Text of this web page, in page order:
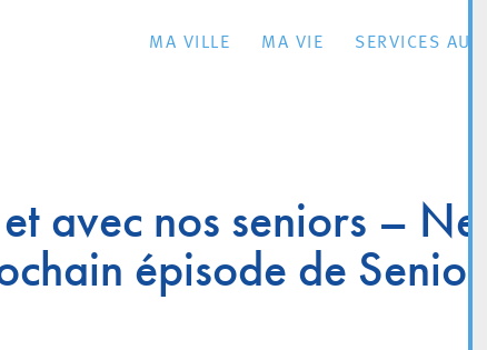
MA VILLE MA VIE SERVICES AU
avec nos seniors – Ne
épisode de Senior